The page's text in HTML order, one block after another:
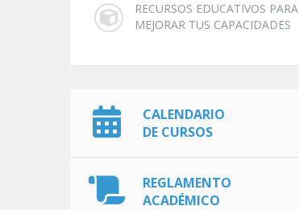
RECURSOS EDUCATIVOS PARA
MEJORAR TUS CAPACIDADES
CALENDARIO
DE CURSOS
REGLAMENTO
ACADÉMICO